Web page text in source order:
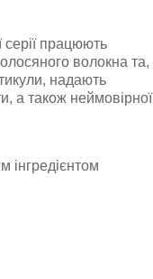
серії працюють
волокна та,
надають
а також неймовірної
інгредієнтом